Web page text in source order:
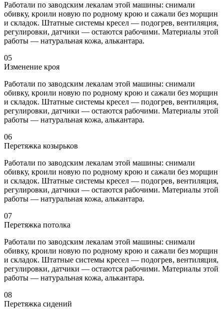
Работали по заводским лекалам этой машины: снимали
обивку, кроили новую по родному крою и сажали без морщин
и складок. Штатные системы кресел — подогрев, вентиляция,
регулировки, датчики — остаются рабочими. Материалы этой
работы — натуральная кожа, алькантара.
05
Изменение кроя
Работали по заводским лекалам этой машины: снимали
обивку, кроили новую по родному крою и сажали без морщин
и складок. Штатные системы кресел — подогрев, вентиляция,
регулировки, датчики — остаются рабочими. Материалы этой
работы — натуральная кожа, алькантара.
06
Перетяжка козырьков
Работали по заводским лекалам этой машины: снимали
обивку, кроили новую по родному крою и сажали без морщин
и складок. Штатные системы кресел — подогрев, вентиляция,
регулировки, датчики — остаются рабочими. Материалы этой
работы — натуральная кожа, алькантара.
07
Перетяжка потолка
Работали по заводским лекалам этой машины: снимали
обивку, кроили новую по родному крою и сажали без морщин
и складок. Штатные системы кресел — подогрев, вентиляция,
регулировки, датчики — остаются рабочими. Материалы этой
работы — натуральная кожа, алькантара.
08
Перетяжка сидений